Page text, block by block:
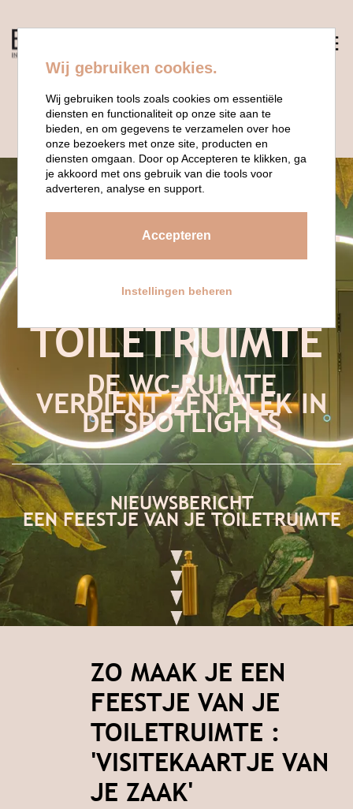
NIEUWSBERICHT
EEN FEESTJE
VAN JE
TOILETRUIMTE
DE WC-RUIMTE
VERDIENT EEN PLEK IN
DE SPOTLIGHTS
NIEUWSBERICHT
EEN FEESTJE VAN JE TOILETRUIMTE
ZO MAAK JE EEN
FEESTJE VAN JE
TOILETRUIMTE :
'VISITEKAARTJE VAN
JE ZAAK'
Wij gebruiken cookies.
Wij gebruiken tools zoals cookies om essentiële
diensten en functionaliteit op onze site aan te
bieden, en om gegevens te verzamelen over hoe
onze bezoekers met onze site, producten en
diensten omgaan. Door op Accepteren te klikken, ga
je akkoord met ons gebruik van die tools voor
adverteren, analyse en support.
Accepteren
Instellingen beheren